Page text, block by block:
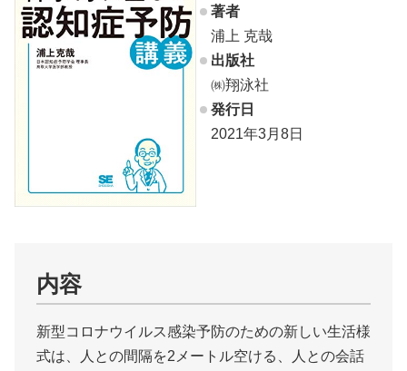
著者
浦上 克哉
出版社
㈱翔泳社
発行日
2021年3月8日
内容
新型コロナウイルス感染予防のための新しい生活様
式は、人との間隔を2メートル空ける、人との会話